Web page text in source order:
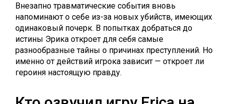
Внезапно травматические события вновь
напоминают о себе из-за новых убийств, имеющих
одинаковый почерк. В попытках добраться до
истины Эрика откроет для себя самые
разнообразные тайны о причинах преступлений. Но
именно от действий игрока зависит — откроет ли
героиня настоящую правду.